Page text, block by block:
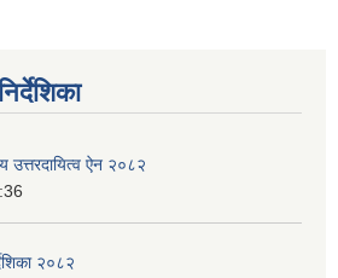
उत्तरदायित्व ऐन २०८२
२०८२